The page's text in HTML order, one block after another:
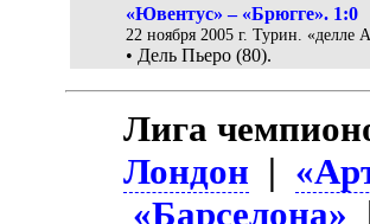
«Ювентус» – «Брюгге». 1:0
22 ноября 2005 г. Турин. «делле
• Дель Пьеро (80).
Лига
Лондон |
«Барселона»